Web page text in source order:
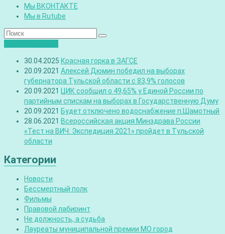
Мы ВКОНТАКТЕ
Мы в Rutube
30.04.2025 Красная горка в ЗАГСЕ
20.09.2021 Алексей Дюмин победил на выборах
губернатора Тульской области с 83,9% голосов
20.09.2021 ЦИК сообщил о 49,65% у Единой России по
партийным спискам на выборах в Государственную Думу
20.09.2021 Будет отключено водоснабжение п.Шамотный
28.06.2021 Всероссийская акция Минздрава России
«Тест на ВИЧ: Экспедиция 2021» пройдет в Тульской
области
Категории
Новости
Бессмертный полк
Фильмы
Правовой лабиринт
Не должность, а судьба
Лауреаты муниципальной премии МО город